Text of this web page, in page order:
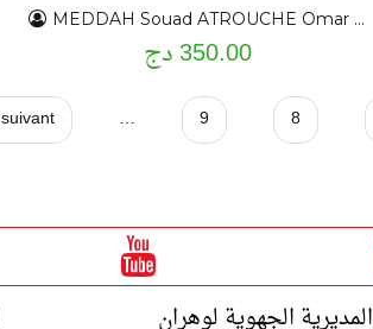
MEDDAH Souad ATROUCHE Omar DAHMAS Ratiba
350.00 دج
8
9
…
suivant ›
المديرية الجهوية لوهران